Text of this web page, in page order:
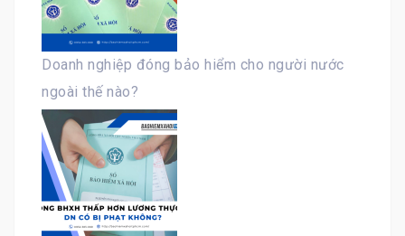
Doanh nghiệp đóng bảo hiểm cho người nước
ngoài thế nào?